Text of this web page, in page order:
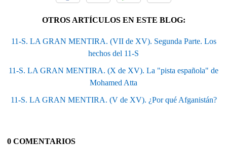
OTROS ARTÍCULOS EN ESTE BLOG:
11-S. LA GRAN MENTIRA. (VII de XV). Segunda Parte. Los
hechos del 11-S
11-S. LA GRAN MENTIRA. (X de XV). La "pista española" de
Mohamed Atta
11-S. LA GRAN MENTIRA. (V de XV). ¿Por qué Afganistán?
0 COMENTARIOS